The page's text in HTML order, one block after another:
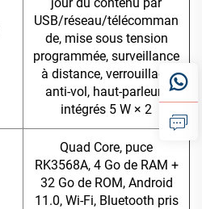
USB/réseau/télécomman
de, mise sous tension
programmée, surveillance
à distance, verrouillage
anti-vol, haut-parleurs
intégrés 5 W × 2
Quad Core, puce
RK3568A, 4 Go de RAM +
32 Go de ROM, Android
11.0, Wi-Fi, Bluetooth pris